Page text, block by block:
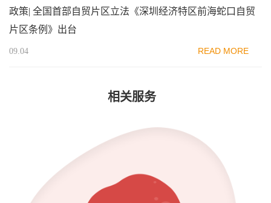
政策| 全国首部自贸片区立法《深圳经济特区前海蛇口自贸
片区条例》出台
09.04 READ MORE
相关服务